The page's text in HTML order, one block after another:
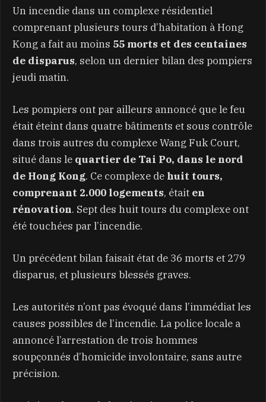
Un incendie dans un complexe résidentiel
comprenant plusieurs tours d’habitation à Hong
Kong a fait au moins 55 morts et des centaines
de disparus, selon un dernier bilan des pompiers
jeudi matin.
Les pompiers ont par ailleurs annoncé que le feu
était éteint dans quatre bâtiments et sous contrôle
dans trois autres du complexe Wang Fuk Court,
situé dans le quartier de Tai Po, dans le nord
de Hong Kong. Ce complexe de huit tours,
comprenant 2.000 logements, était en
rénovation. Sept des huit tours du complexe ont
été touchées par l’incendie.
Un précédent bilan faisait état de 36 morts et 279
disparus, et plusieurs blessés graves.
Les autorités n’ont pas évoqué dans l’immédiat les
causes possibles de l’incendie. La police locale a
annoncé l’arrestation de trois hommes
soupçonnés d’homicide involontaire, sans autre
précision.